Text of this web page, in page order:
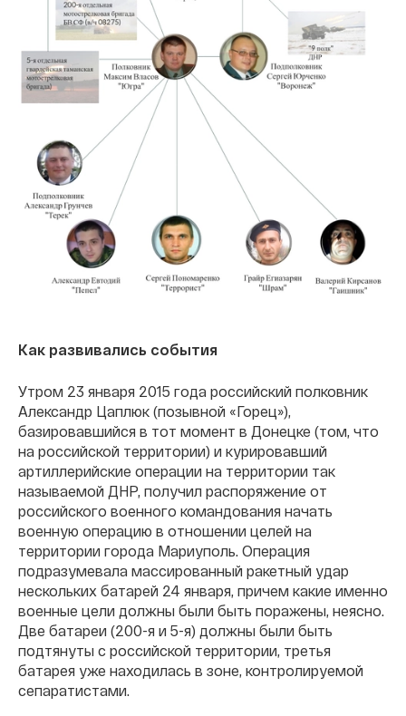
Как развивались события
Утром 23 января 2015 года российский полковник
Александр Цаплюк (позывной «Горец»),
базировавшийся в тот момент в Донецке (том, что
на российской территории) и курировавший
артиллерийские операции на территории так
называемой ДНР, получил распоряжение от
российского военного командования начать
военную операцию в отношении целей на
территории города Мариуполь. Операция
подразумевала массированный ракетный удар
нескольких батарей 24 января, причем какие именно
военные цели должны были быть поражены, неясно.
Две батареи (200-я и 5-я) должны были быть
подтянуты с российской территории, третья
батарея уже находилась в зоне, контролируемой
сепаратистами.